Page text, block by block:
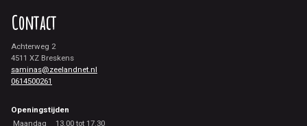
Contact
Achterweg 2
4511 XZ Breskens
saminas@zeelandnet.nl
0614500261
Openingstijden
Maandag
13.00 tot 17.30